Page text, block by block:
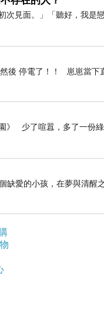
次見面。」「聽好，我
後 停電了！！ 崽崽當下
》 少了喧囂，多了一份
愛的小孩，在夢與清醒